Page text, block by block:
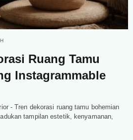
Ruang Tamu
Instagrammable
- Tren dekorasi ruang tamu bohemian
tampilan estetik, kenyamanan,